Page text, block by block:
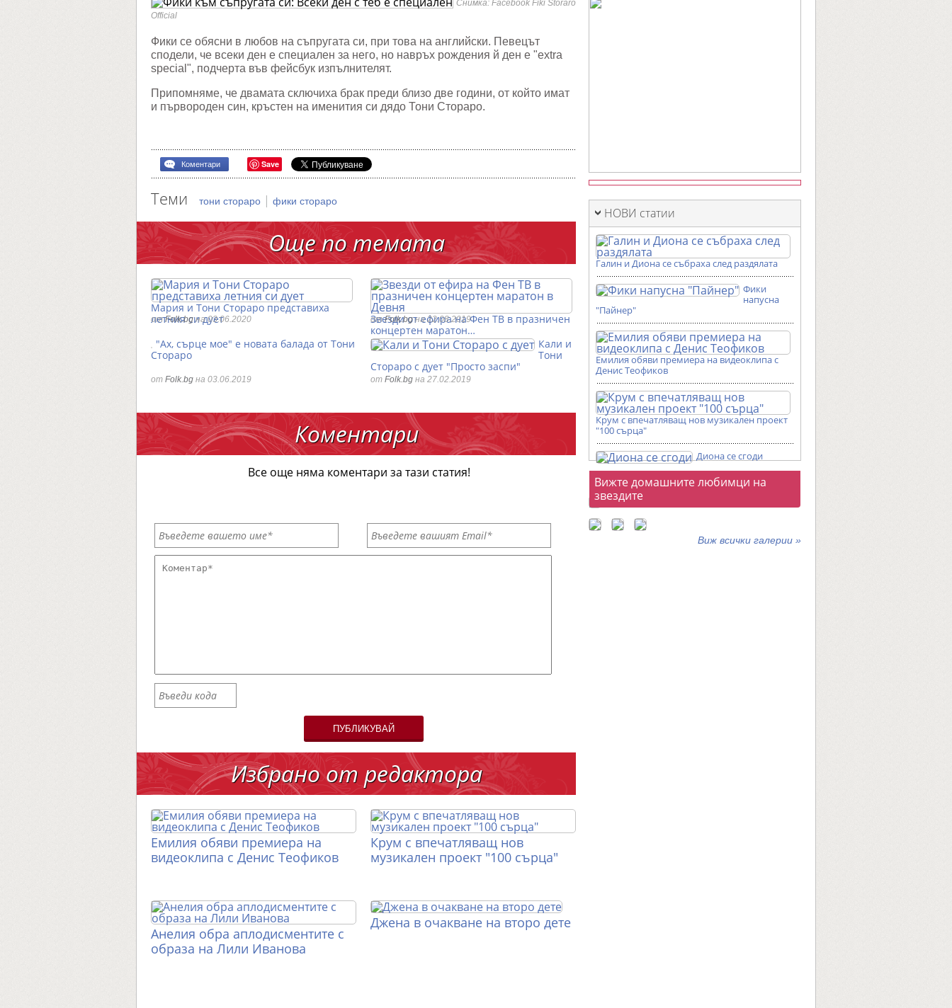
Всеки
е
специален
Снимка: Facebook Fiki Storaro
Official
Фики се обясни в любов на съпругата си, при това на английски. Певецът
сподели, че всеки ден е специален за него, но навръх рождения й ден е "extra
special", подчерта във фейсбук изпълнителят.
Припомняме, че двамата сключиха брак преди близо две години, от който имат
и първороден син, кръстен на именития си дядо Тони Стораро.
Коментари Save
Теми тони стораро | фики стораро
Още по темата
Мария и Тони Стораро представиха
летния си дует
отFolk.bgна 03.06.2020
Звезди от ефира на Фен ТВ в празничен
концертен маратон…
отFolk.bgна 22.08.2019
"Ах, сърце мое" е новата балада от Тони
Стораро
от Folk.bg на 03.06.2019
Кали и
Тони
Стораро с дует "Просто заспи"
от Folk.bg на 27.02.2019
Коментари
Все още няма коментари за тази статия!
ПУБЛИКУВАЙ
Избрано от редактора
Емилия обяви премиера на
видеоклипа с Денис Теофиков
Крум с впечатляващ нов
музикален проект "100 сърца"
Анелия обра аплодисментите с
образа на Лили Иванова
Джена в очакване на второ дете
НОВИ статии
Галин и Диона се събраха след раздялата
Фики
напусна
"Пайнер"
Емилия обяви премиера на видеоклипа с
Денис Теофиков
Крум с впечатляващ нов музикален проект
"100 сърца"
Диона се сгоди
Фотогалерии
Вижте домашните любимци на
звездите
Виж всички галерии »